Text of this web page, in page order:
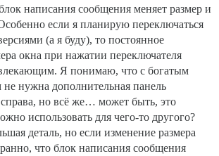
написания сообщения меняет размер и
если я планирую переключаться
(а я буду), то постоянное
окна при нажатии переключателя
Я понимаю, что с богатым
не нужна дополнительная панель
но всё же… может быть, это
использовать для чего-то другого?
деталь, но если изменение размера
что блок написания сообщения